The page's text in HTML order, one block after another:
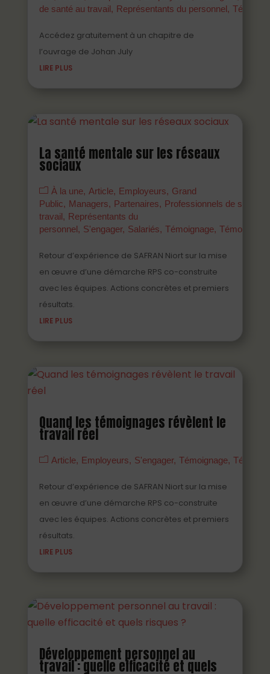
de santé au travail
Représentants du personnel
Accédez gratuitement à un chapitre de
l’ouvrage de Johan July
LIRE PLUS
La santé mentale sur les réseaux
sociaux
À la une Article Employeurs
Grand
Public
Managers Partenaires
Professionnels de santé
travail
Représentants du
personnel
S'engager Salariés Témoignage Témoigner
Retour d’expérience de SAFRAN Niort sur la mise
en œuvre d’une démarche RPS co-construite
avec les équipes. Actions concrètes et premiers
résultats.
LIRE PLUS
Quand les témoignages révèlent le
travail réel
Article Employeurs S'engager Témoignage
Retour d’expérience de SAFRAN Niort sur la mise
en œuvre d’une démarche RPS co-construite
avec les équipes. Actions concrètes et premiers
résultats.
LIRE PLUS
Développement personnel au
travail : quelle efficacité et quels